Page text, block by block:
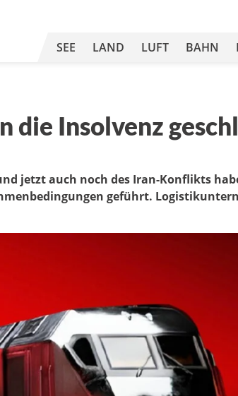
SEE LAND LUFT BAHN
die Insolvenz
jetzt auch noch des Iran-Konflikts
geführt.